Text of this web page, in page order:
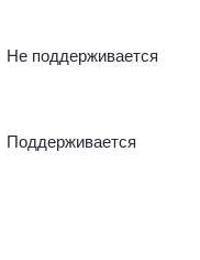
Не поддерживается
Поддерживается